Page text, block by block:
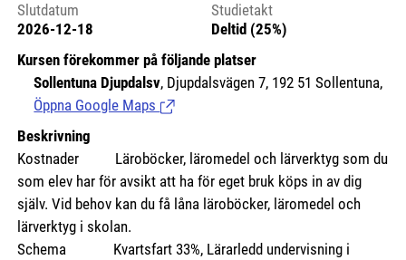
Slutdatum
2026-12-18
Studietakt
Deltid (25%)
Kursen förekommer på följande platser
Sollentuna Djupdalsv, Djupdalsvägen 7, 192 51 Sollentuna,
Öppna Google Maps (Länk till extern sida.)
Beskrivning
Kostnader
Läroböcker, läromedel och lärverktyg som du
som elev har för avsikt att ha för eget bruk köps in av dig
själv. Vid behov kan du få låna läroböcker, läromedel och
lärverktyg i skolan.
Schema Kvartsfart 33%, Lärarledd undervisning i